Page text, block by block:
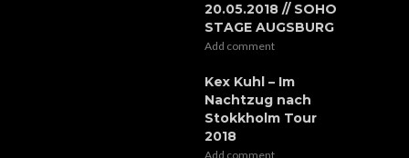
20.05.2018 // SOHO
STAGE AUGSBURG
Add comment
Kex Kuhl – Im
Nachtzug nach
Stokkholm Tour
2018
Add comment